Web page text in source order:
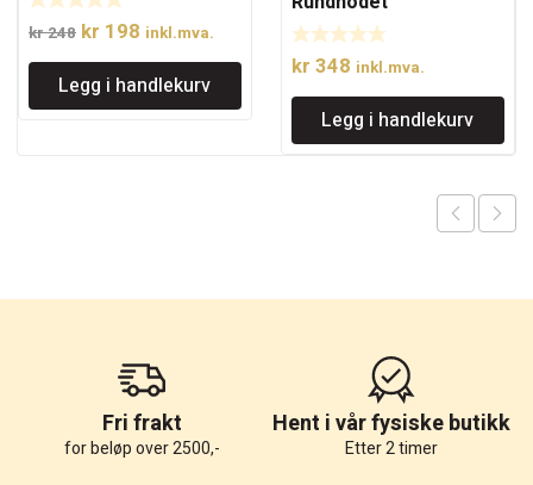
kr248 Opprinnelig
pris
var:
kr 248.
kr 198 Nåværende
pris
er:
kr 198.
inkl.mva.
Legg i handlekurv
skulptørklubbe
kr 348 inkl.mva.
Legg i handlekurv
Fri frakt
for beløp over 2500,-
Hent i vår fysiske butikk
Etter 2 timer